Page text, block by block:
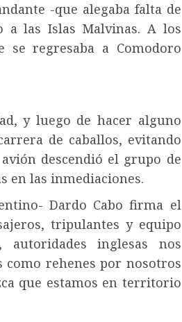
-que alegaba falta de
a las Islas Malvinas. A los
se regresaba a Comodoro
y luego de hacer alguno
de caballos, evitando
descendió el grupo de
en las inmediaciones.
Dardo Cabo firma el
tripulantes y equipo
autoridades inglesas nos
como rehenes por nosotros
que estamos en territorio